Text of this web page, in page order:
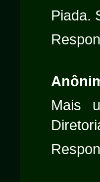
Piada.
Mais